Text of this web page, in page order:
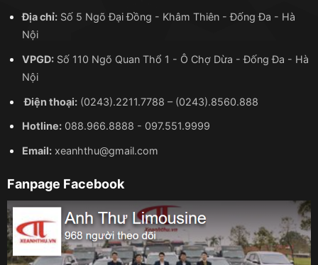
Địa chỉ:Số 5 Ngõ Đại Đồng - Khâm Thiên - Đống Đa - Hà
Nội
VPGD:Số 110 Ngõ Quan Thổ 1 - Ô Chợ Dừa - Đống Đa - Hà
Nội
Điện thoại: (0243).2211.7788 – (0243).8560.888
Hotline: 088.966.8888 - 097.551.9999
Email:xeanhthu@gmail.com
Fanpage Facebook